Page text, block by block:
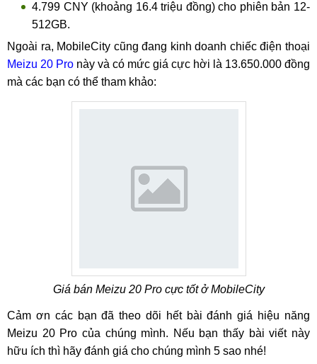
4.799 CNY (khoảng 16.4 triệu đồng) cho phiên bản 12-
512GB.
Ngoài ra, MobileCity cũng đang kinh doanh chiếc điện thoại
Meizu 20 Pro này và có mức giá cực hời là 13.650.000 đồng
mà các bạn có thể tham khảo:
Giá bán Meizu 20 Pro cực tốt ở MobileCity
Cảm ơn các bạn đã theo dõi hết bài đánh giá hiệu năng
Meizu 20 Pro của chúng mình. Nếu bạn thấy bài viết này
hữu ích thì hãy đánh giá cho chúng mình 5 sao nhé!